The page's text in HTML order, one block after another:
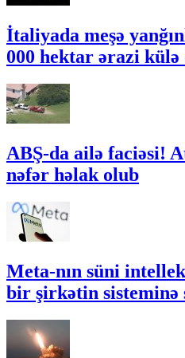
İtaliyada meşə
000 hektar ərazi külə
ABŞ-da ailə faciəsi!
nəfər həlak olub
Meta-nın süni
bir şirkətin sisteminə